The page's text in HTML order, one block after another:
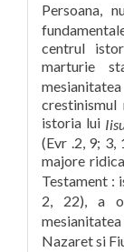
Persoana,
centrul
marturie
crestinismul
istoria lui
(Evr .2, 9; 3,
majore
Testament :
2, 22), a
Nazaret si